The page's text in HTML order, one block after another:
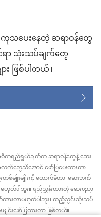
ပေးနေတဲ့ ဆရာဝန်တွေ
ာ သုံးသပ်ချက်တွေ
ဖြစ်ပါတယ်။
ရည်ရွယ်ချက်က ဆရာဝန်တွေနဲ့ ဆေး
ေသိအောင် ဖော်ပြပေးထားတာ
တစ်မျိုးမျိုးကို ထောက်ခံတာ၊ ဆေးဘက်
ဟုတ်ပါဘူး။ ရည်ညွှန်းထားတဲ့ ဆေးပညာ
းတာမဟုတ်ပါဘူး။ ထည့်သွင်းသုံးသပ်
းဖော်ပြထားတာ ဖြစ်တယ်။